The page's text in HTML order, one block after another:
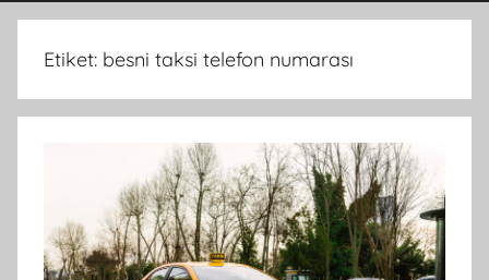
Etiket: besni taksi telefon numarası